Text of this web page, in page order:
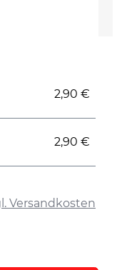
Versandkosten
2,90 €
2,90 €